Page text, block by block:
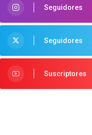
Seguidores
Seguidores
Suscriptores